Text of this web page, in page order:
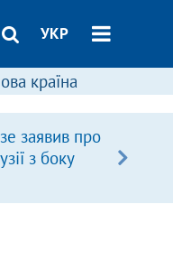
УКР
країна
заявив про
з боку